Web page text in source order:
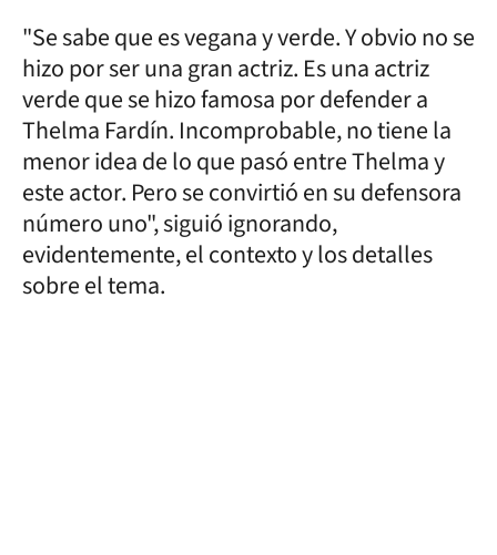
"Se sabe que es vegana y verde. Y obvio no se
hizo por ser una gran actriz. Es una actriz
verde que se hizo famosa por defender a
Thelma Fardín. Incomprobable, no tiene la
menor idea de lo que pasó entre Thelma y
este actor. Pero se convirtió en su defensora
número uno", siguió ignorando,
evidentemente, el contexto y los detalles
sobre el tema.